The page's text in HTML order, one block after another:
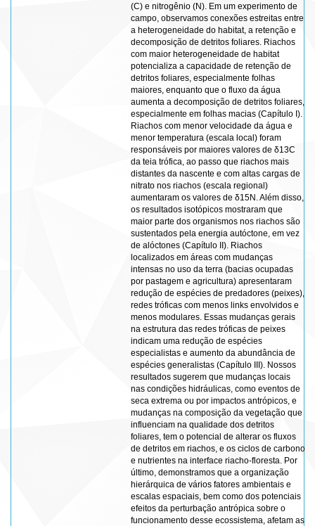
(C) e nitrogênio (N). Em um experimento de
campo, observamos conexões estreitas entre
a heterogeneidade do habitat, a retenção e
decomposição de detritos foliares. Riachos
com maior heterogeneidade de habitat
potencializa a capacidade de retenção de
detritos foliares, especialmente folhas
maiores, enquanto que o fluxo da água
aumenta a decomposição de detritos foliares,
especialmente em folhas macias (Capítulo I).
Riachos com menor velocidade da água e
menor temperatura (escala local) foram
responsáveis por maiores valores de δ13C
da teia trófica, ao passo que riachos mais
distantes da nascente e com altas cargas de
nitrato nos riachos (escala regional)
aumentaram os valores de δ15N. Além disso,
os resultados isotópicos mostraram que
maior parte dos organismos nos riachos são
sustentados pela energia autóctone, em vez
de alóctones (Capítulo II). Riachos
localizados em áreas com mudanças
intensas no uso da terra (bacias ocupadas
por pastagem e agricultura) apresentaram
redução de espécies de predadores (peixes),
redes tróficas com menos links envolvidos e
menos modulares. Essas mudanças gerais
na estrutura das redes tróficas de peixes
indicam uma redução de espécies
especialistas e aumento da abundância de
espécies generalistas (Capítulo III). Nossos
resultados sugerem que mudanças locais
nas condições hidráulicas, como eventos de
seca extrema ou por impactos antrópicos, e
mudanças na composição da vegetação que
influenciam na qualidade dos detritos
foliares, tem o potencial de alterar os fluxos
de detritos em riachos, e os ciclos de carbono
e nutrientes na interface riacho-floresta. Por
último, demonstramos que a organização
hierárquica de vários fatores ambientais e
escalas espaciais, bem como dos potenciais
efeitos da perturbação antrópica sobre o
funcionamento desse ecossistema, afetam as